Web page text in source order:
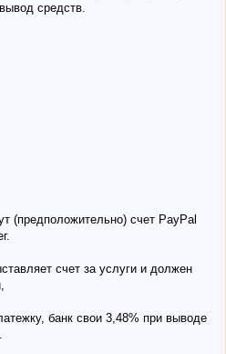
средств.
(предположительно) счет PayPal
счет за услуги и должен
банк свои 3,48% при выводе